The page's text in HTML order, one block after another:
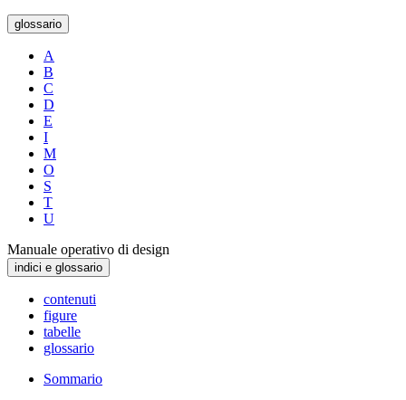
glossario
A
B
C
D
E
I
M
O
S
T
U
Manuale operativo di design
indici e glossario
contenuti
figure
tabelle
glossario
Sommario